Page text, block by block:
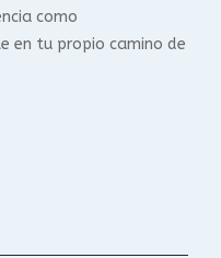
como
en tu propio camino de